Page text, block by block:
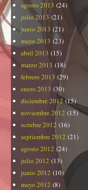
agosto 2013 (24)
julio 2013 (21)
junio 2013 (21)
mayo 2013 (23)
abril 2013 (15)
marzo 2013 (18)
febrero 2013 (29)
enero 2013 (30)
diciembre 2012(15)
noviembre 2012 (15)
octubre 2012 (16)
septiembre 2012 (21)
agosto 2012 (24)
julio 2012 (13)
junio 2012 (10)
mayo 2012 (8)